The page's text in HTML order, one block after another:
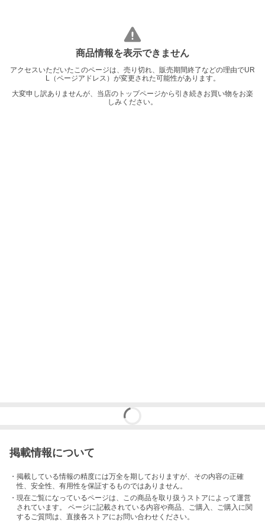
商品情報を表示できません
アクセスいただいたこのページは、売り切れ、販売期間終了などの理由でUR
L（ページアドレス）が変更された可能性があります。
大変申し訳ありませんが、当店のトップページから引き続きお買い物をお楽
しみください。
掲載情報について
・掲載している情報の精度には万全を期しておりますが、その内容の正確
性、安全性、有用性を保証するものではありません。
・現在ご覧になっているページは、この商品を取り扱うストアによって運営
されています。 ページに記載されている内容や商品、ご購入 、ご購入に関
するご質問は、直接各ストアにお問い合わせください。